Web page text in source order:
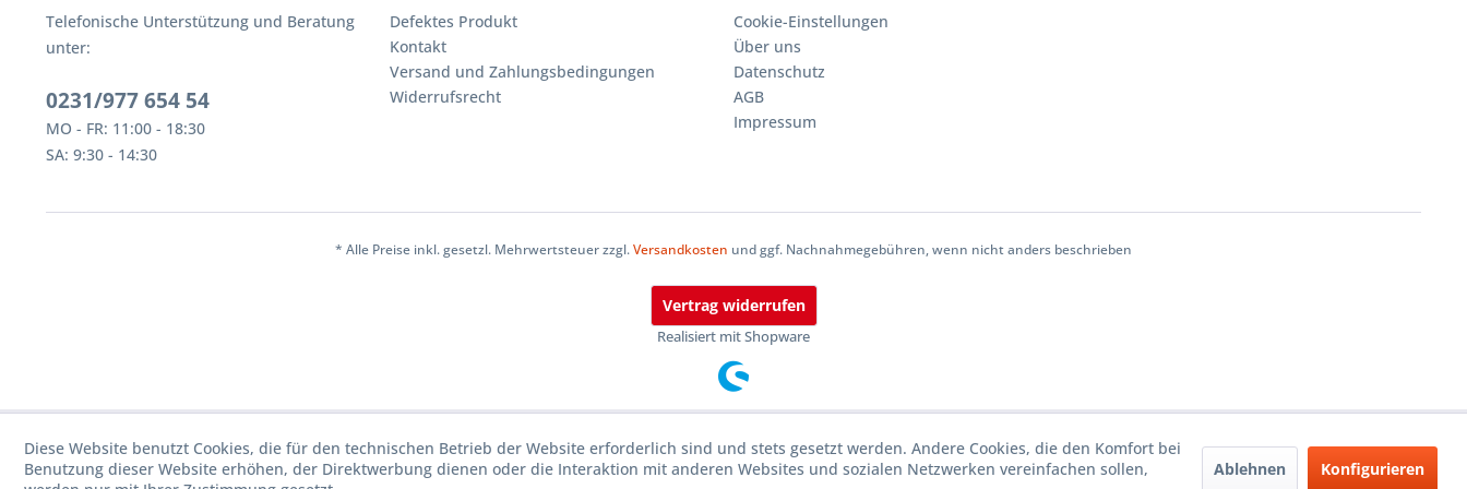
Telefonische Unterstützung und Beratung
unter:
0231/977 654 54
MO - FR: 11:00 - 18:30
SA: 9:30 - 14:30
Defektes Produkt
Kontakt
Versand und Zahlungsbedingungen
Widerrufsrecht
Cookie-Einstellungen
Über uns
Datenschutz
AGB
Impressum
* Alle Preise inkl. gesetzl. Mehrwertsteuer zzgl.Versandkosten und ggf. Nachnahmegebühren, wenn nicht anders beschrieben
Vertrag widerrufen
Realisiert mit Shopware
Diese Website benutzt Cookies, die für den technischen Betrieb der Website erforderlich sind und stets gesetzt werden. Andere Cookies, die den Komfort bei
Benutzung dieser Website erhöhen, der Direktwerbung dienen oder die Interaktion mit anderen Websites und sozialen Netzwerken vereinfachen sollen,
Ablehnen Konfigurieren